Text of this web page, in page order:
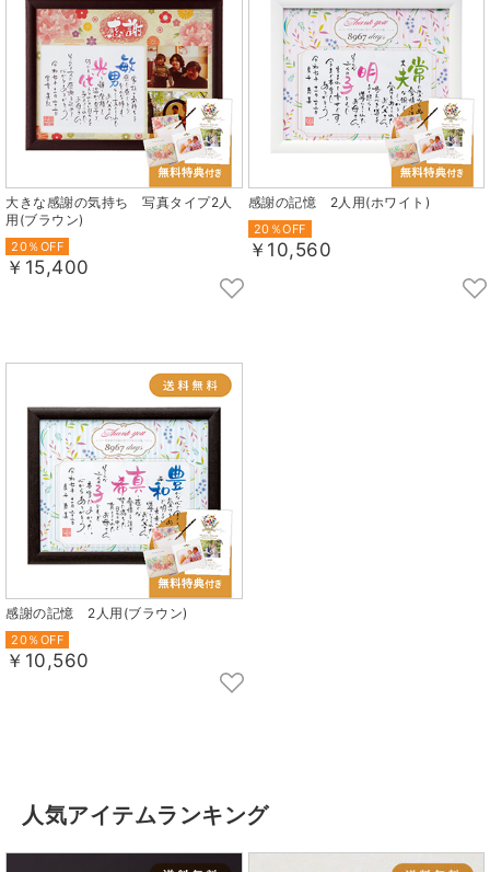
大きな感謝の気持ち 写真タイプ2人
用(ブラウン)
20％OFF
￥15,400
感謝の記憶 2人用(ホワイト)
20％OFF
￥10,560
感謝の記憶 2人用(ブラウン)
20％OFF
￥10,560
人気アイテムランキング